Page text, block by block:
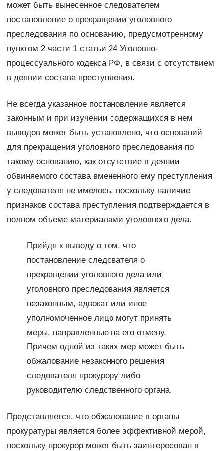
может быть вынесенное следователем
постановление о прекращении уголовного
преследования по основанию, предусмотренному
пунктом 2 части 1 статьи 24 Уголовно-
процессуального кодекса РФ, в связи с отсутствием
в деянии состава преступления.
Не всегда указанное постановление является
законным и при изучении содержащихся в нем
выводов может быть установлено, что оснований
для прекращения уголовного преследования по
такому основанию, как отсутствие в деянии
обвиняемого состава вмененного ему преступления
у следователя не имелось, поскольку наличие
признаков состава преступления подтверждается в
полном объеме материалами уголовного дела.
Прийдя к выводу о том, что
постановление следователя о
прекращении уголовного дела или
уголовного преследования является
незаконным, адвокат или иное
уполномоченное лицо могут принять
меры, направленные на его отмену.
Причем одной из таких мер может быть
обжалование незаконного решения
следователя прокурору либо
руководителю следственного органа.
Представляется, что обжалование в органы
прокуратуры является более эффективной мерой,
поскольку прокурор может быть заинтересован в